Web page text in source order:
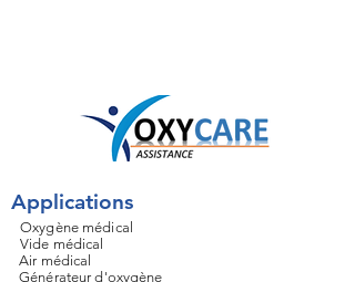
Applications
Oxygène médical
Vide médical
Air médical
Générateur d'oxygène